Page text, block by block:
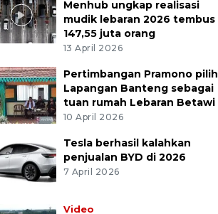
Menhub ungkap realisasi
mudik lebaran 2026 tembus
147,55 juta orang
13 April 2026
Pertimbangan Pramono pilih
Lapangan Banteng sebagai
tuan rumah Lebaran Betawi
10 April 2026
Tesla berhasil kalahkan
penjualan BYD di 2026
7 April 2026
Video